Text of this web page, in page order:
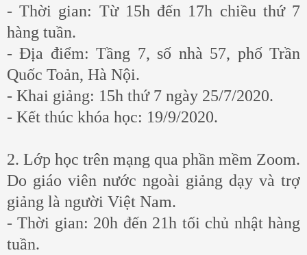
- Thời gian: Từ 15h đến 17h chiều thứ 7
hàng tuần.
- Địa điểm: Tầng 7, số nhà 57, phố Trần
Quốc Toản, Hà Nội.
- Khai giảng: 15h thứ 7 ngày 25/7/2020.
- Kết thúc khóa học: 19/9/2020.
2. Lớp học trên mạng qua phần mềm Zoom.
Do giáo viên nước ngoài giảng dạy và trợ
giảng là người Việt Nam.
- Thời gian: 20h đến 21h tối chủ nhật hàng
tuần.